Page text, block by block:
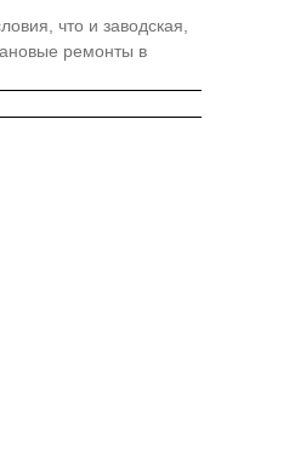
что и заводская,
ремонты в